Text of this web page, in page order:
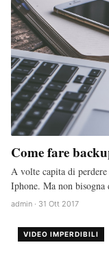
Come fare
A volte capita di
Iphone. Ma non
admin · 31 Ott 2017
VIDEO IMPERDIBILI